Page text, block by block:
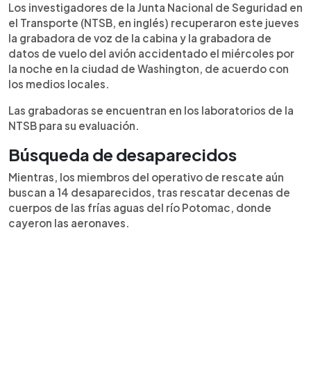
Los investigadores de la Junta Nacional de Seguridad en
el Transporte (NTSB, en inglés) recuperaron este jueves
la grabadora de voz de la cabina y la grabadora de
datos de vuelo del avión accidentado el miércoles por
la noche en la ciudad de Washington, de acuerdo con
los medios locales.
Las grabadoras se encuentran en los laboratorios de la
NTSB para su evaluación.
Búsqueda de desaparecidos
Mientras, los miembros del operativo de rescate aún
buscan a 14 desaparecidos, tras rescatar decenas de
cuerpos de las frías aguas del río Potomac, donde
cayeron las aeronaves.